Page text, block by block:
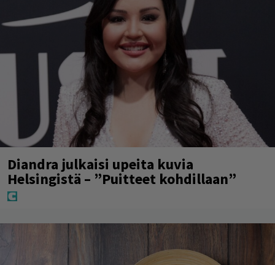
Diandra julkaisi upeita kuvia
Helsingistä – ”Puitteet kohdillaan”